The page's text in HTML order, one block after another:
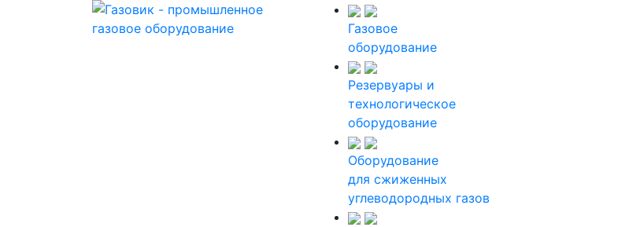
Газовое
оборудование
Резервуары и
технологическое
оборудование
Оборудование
для сжиженных
углеводородных газов